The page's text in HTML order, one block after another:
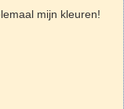
mijn kleuren!